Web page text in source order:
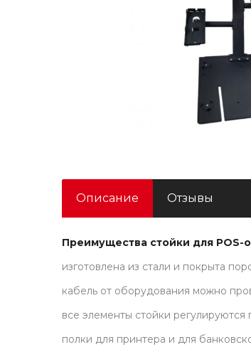
Описание Отзывы
Преимущества стойки для POS-
изготовлена из стали и покрыта
кабель от оборудования можно
все элементы стойки
полки для принтера и для